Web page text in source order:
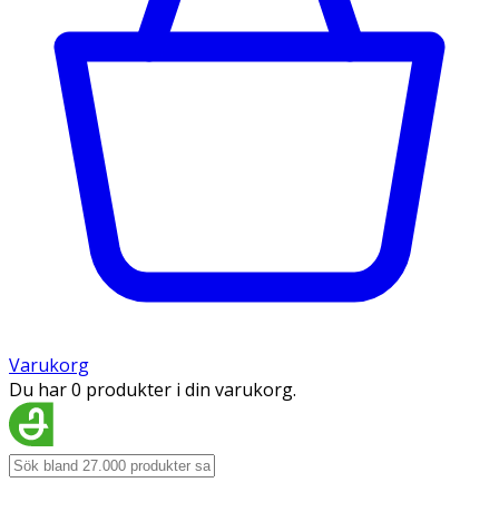
Varukorg
Du har 0 produkter i din varukorg.